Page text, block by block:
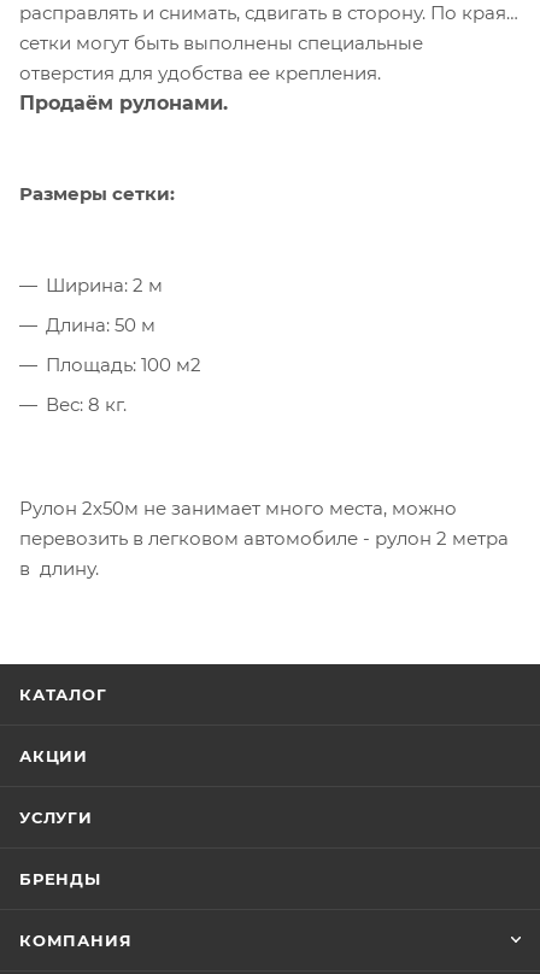
расправлять и снимать, сдвигать в сторону. По краям
сетки могут быть выполнены специальные
отверстия для удобства ее крепления.
Продаём рулонами.
Размеры сетки:
Ширина: 2 м
Длина: 50 м
Площадь: 100 м2
Вес: 8 кг.
Рулон 2х50м не занимает много места, можно
перевозить в легковом автомобиле - рулон 2 метра
в длину.
КАТАЛОГ
АКЦИИ
УСЛУГИ
БРЕНДЫ
КОМПАНИЯ